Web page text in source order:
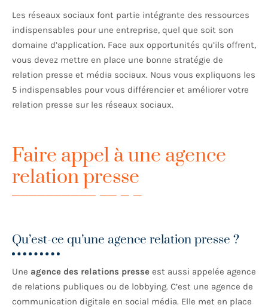
Les réseaux sociaux font partie intégrante des ressources
indispensables pour une entreprise, quel que soit son
domaine d’application. Face aux opportunités qu’ils offrent,
vous devez mettre en place une bonne stratégie de
relation presse et média sociaux. Nous vous expliquons les
5 indispensables pour vous différencier et améliorer votre
relation presse sur les réseaux sociaux.
Faire appel à une agence
relation presse
Qu’est-ce qu’une agence relation presse ?
Une agence des relations presse est aussi appelée agence
de relations publiques ou de lobbying. C’est une agence de
communication digitale en social média. Elle met en place